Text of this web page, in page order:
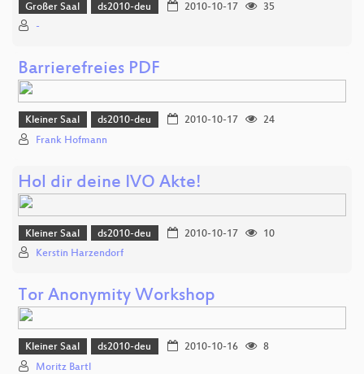
Großer Saal ds2010-deu 2010-10-17
35
-
Barrierefreies PDF
Kleiner Saal ds2010-deu 2010-10-17
24
Frank Hofmann
Hol dir deine IVO Akte!
Kleiner Saal ds2010-deu 2010-10-17
10
Kerstin Harzendorf
Tor Anonymity Workshop
Kleiner Saal ds2010-deu 2010-10-16
8
Moritz Bartl